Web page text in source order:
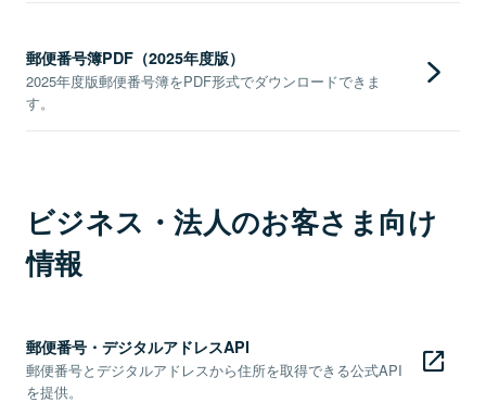
郵便番号簿PDF（2025年度版）
2025年度版郵便番号簿をPDF形式でダウンロードできま
す。
ビジネス・法人のお客さま向け
情報
郵便番号・デジタルアドレスAPI
郵便番号とデジタルアドレスから住所を取得できる公式API
を提供。